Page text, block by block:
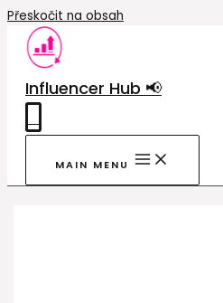
Přeskočit na obsah
Influencer Hub 📢
MAIN MENU